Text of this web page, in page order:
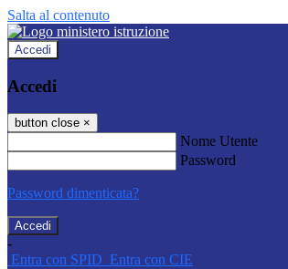
Salta al contenuto
Accedi
Accedi
button close ×
Nome Utente
Password
Password dimenticata?
-
Entra con SPID Entra con CIE